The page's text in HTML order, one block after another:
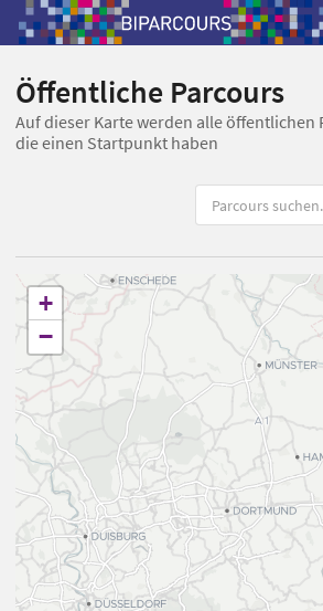
Öffentliche Parcours
Auf dieser Karte werden alle öffentlichen
die einen Startpunkt haben
+
−